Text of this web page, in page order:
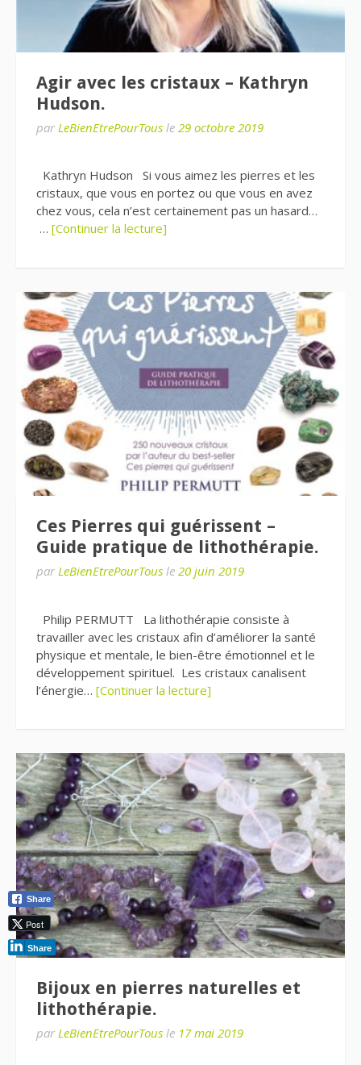
Agir avec les cristaux – Kathryn
Hudson.
par LeBienEtrePourTous le 29 octobre 2019
Kathryn Hudson Si vous aimez les pierres et les
cristaux, que vous en portez ou que vous en avez
chez vous, cela n’est certainement pas un hasard…
… [Continuer la lecture]
Ces Pierres qui guérissent –
Guide pratique de lithothérapie.
par LeBienEtrePourTous le 20 juin 2019
Philip PERMUTT La lithothérapie consiste à
travailler avec les cristaux afin d’améliorer la santé
physique et mentale, le bien-être émotionnel et le
développement spirituel. Les cristaux canalisent
l’énergie… [Continuer la lecture]
Bijoux en pierres naturelles et
lithothérapie.
par LeBienEtrePourTous le 17 mai 2019
Share
Post
Share